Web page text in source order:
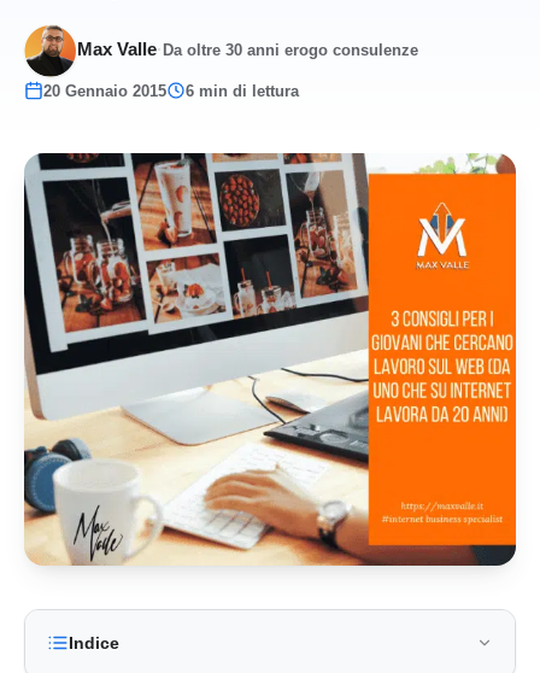
Max Valle· Da oltre 30 anni erogo consulenze
20 Gennaio 2015 6 min di lettura
Indice